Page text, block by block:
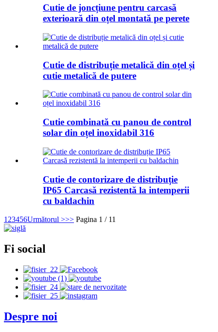
Cutie de joncțiune pentru carcasă
exterioară din oțel montată pe perete
Cutie de distribuție metalică din oțel și
cutie metalică de putere
Cutie combinată cu panou de control
solar din oțel inoxidabil 316
Cutie de contorizare de distribuție
IP65 Carcasă rezistentă la intemperii
cu baldachin
1 23456Următorul >>> Pagina 1 / 11
Fi social
Despre noi